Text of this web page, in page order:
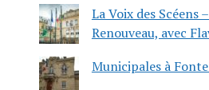
La Voix des Scéens
Renouveau, avec
Municipales à